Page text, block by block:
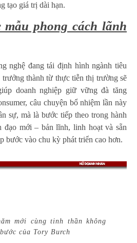
tạo giá trị dài hạn.
mẫu phong cách lãnh
nghệ đang tái định hình ngành tiêu
thành từ thực tiễn thị trường sẽ
doanh nghiệp giữ vững đà tăng
câu chuyện bổ nhiệm lần này
sự, mà là bước tiếp theo trong hành
đạo mới – bản lĩnh, linh hoạt và sẵn
bước vào chu kỳ phát triển cao hơn.
mới cùng tinh thần không
của Tory Burch